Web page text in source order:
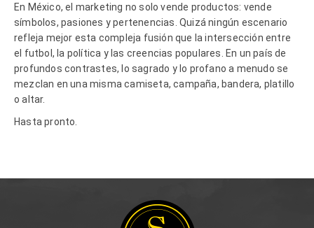
En México, el marketing no solo vende productos: vende
símbolos, pasiones y pertenencias. Quizá ningún escenario
refleja mejor esta compleja fusión que la intersección entre
el futbol, la política y las creencias populares. En un país de
profundos contrastes, lo sagrado y lo profano a menudo se
mezclan en una misma camiseta, campaña, bandera, platillo
o altar.
Hasta pronto.